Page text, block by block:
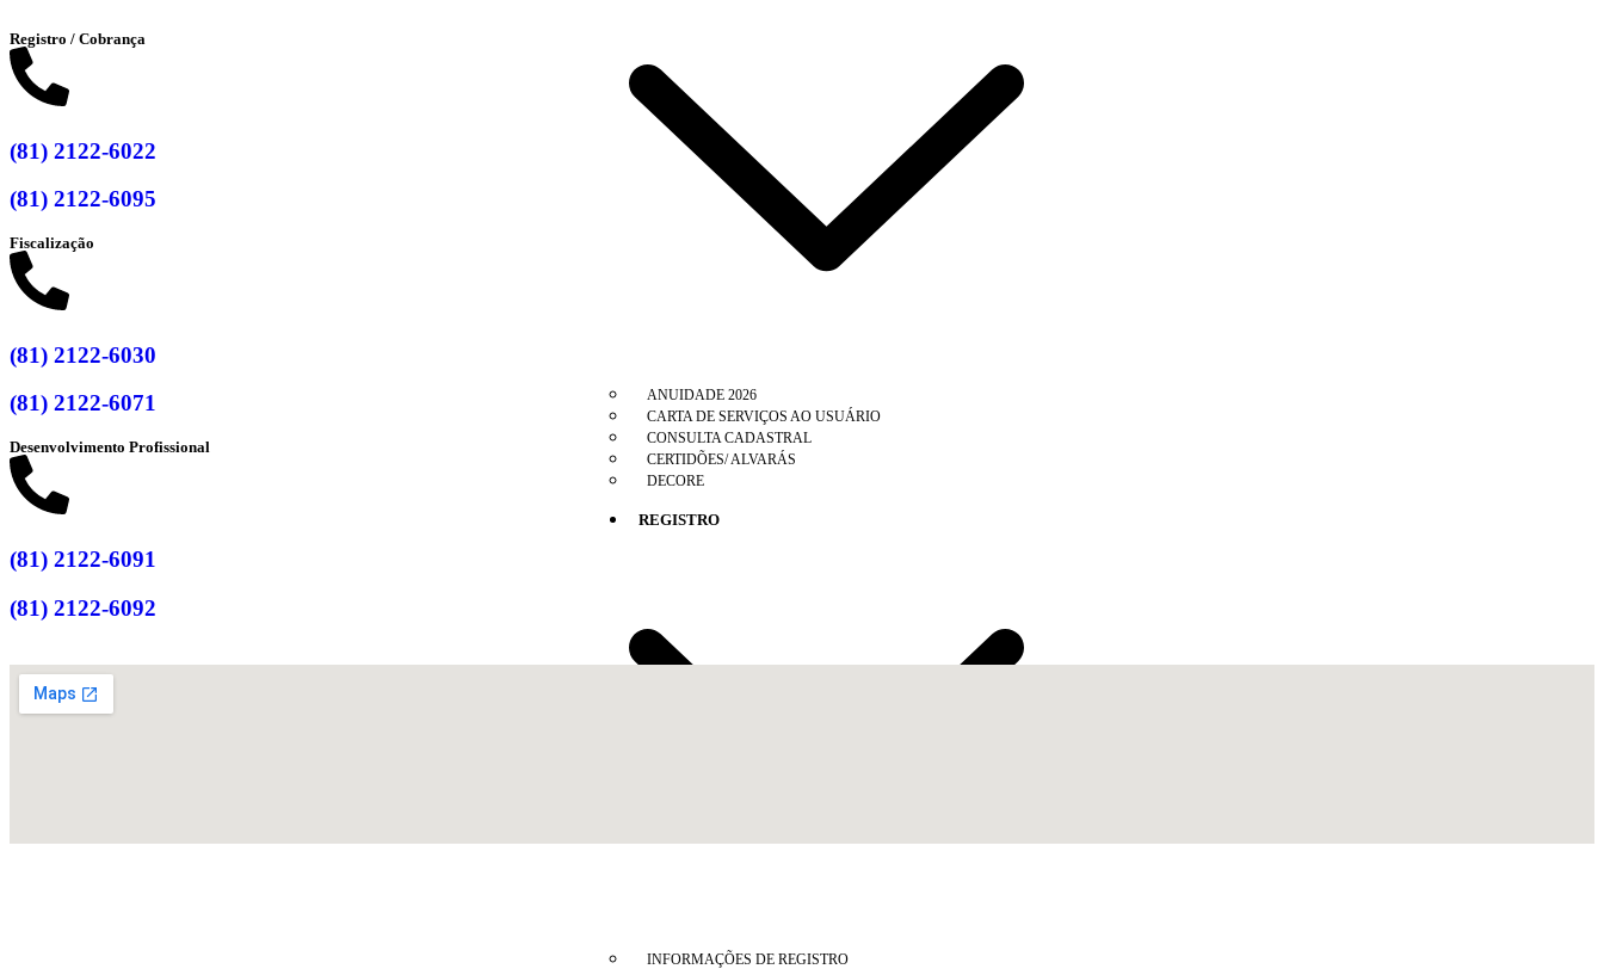
ANUIDADE 2026
CARTA DE SERVIÇOS AO USUÁRIO
CONSULTA CADASTRAL
CERTIDÕES/ ALVARÁS
DECORE
REGISTRO
INFORMAÇÕES DE REGISTRO
Registro / Cobrança
(81) 2122-6022
(81) 2122-6095
Fiscalização
(81) 2122-6030
(81) 2122-6071
Desenvolvimento Profissional
(81) 2122-6091
(81) 2122-6092